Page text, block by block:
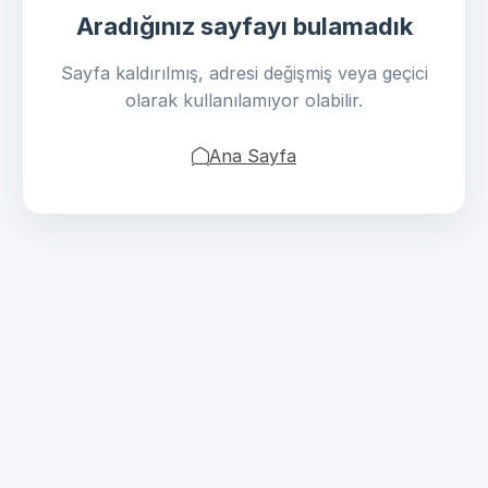
Aradığınız sayfayı bulamadık
Sayfa kaldırılmış, adresi değişmiş veya geçici
olarak kullanılamıyor olabilir.
Ana Sayfa